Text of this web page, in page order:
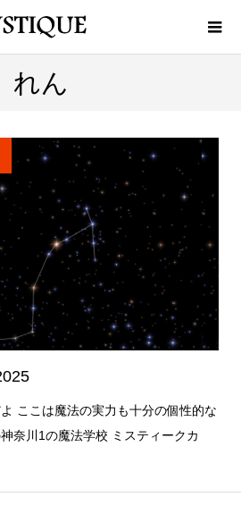
れん
ここは魔法の実力も十分の個性的な
奈川1の魔法学校 ミスティークカ